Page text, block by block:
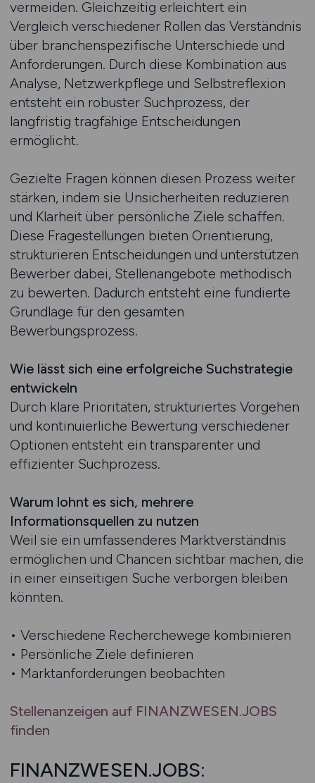
vermeiden. Gleichzeitig erleichtert ein
Vergleich verschiedener Rollen das Verständnis
über branchenspezifische Unterschiede und
Anforderungen. Durch diese Kombination aus
Analyse, Netzwerkpflege und Selbstreflexion
entsteht ein robuster Suchprozess, der
langfristig tragfähige Entscheidungen
ermöglicht.
Gezielte Fragen können diesen Prozess weiter
stärken, indem sie Unsicherheiten reduzieren
und Klarheit über persönliche Ziele schaffen.
Diese Fragestellungen bieten Orientierung,
strukturieren Entscheidungen und unterstützen
Bewerber dabei, Stellenangebote methodisch
zu bewerten. Dadurch entsteht eine fundierte
Grundlage für den gesamten
Bewerbungsprozess.
Wie lässt sich eine erfolgreiche Suchstrategie
entwickeln
Durch klare Prioritäten, strukturiertes Vorgehen
und kontinuierliche Bewertung verschiedener
Optionen entsteht ein transparenter und
effizienter Suchprozess.
Warum lohnt es sich, mehrere
Informationsquellen zu nutzen
Weil sie ein umfassenderes Marktverständnis
ermöglichen und Chancen sichtbar machen, die
in einer einseitigen Suche verborgen bleiben
könnten.
• Verschiedene Recherchewege kombinieren
• Persönliche Ziele definieren
• Marktanforderungen beobachten
Stellenanzeigen auf FINANZWESEN.JOBS
finden
FINANZWESEN.JOBS: